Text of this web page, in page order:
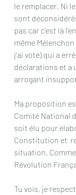
le remplacer. Ni
sont
pas car c'est là
même
j'ai voté) qui a
déclarations et a
arrogant
Ma proposition
Comité National
soit élu pour
Constitution et
situation.
Révolution
Tu vois, je